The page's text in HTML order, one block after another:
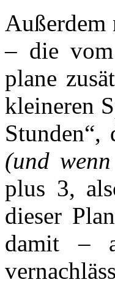
Außerdem
– die
plane
kleineren
(und
plus 3,
dieser
damit –